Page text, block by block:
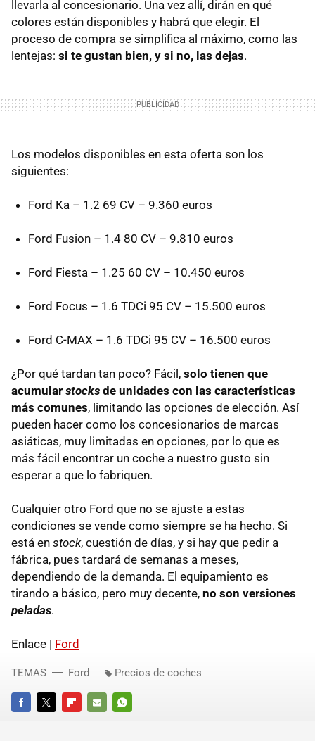
llevarla al concesionario. Una vez allí, dirán en qué
colores están disponibles y habrá que elegir. El
proceso de compra se simplifica al máximo, como las
lentejas: si te gustan bien, y si no, las dejas.
Los modelos disponibles en esta oferta son los
siguientes:
Ford Ka – 1.2 69 CV – 9.360 euros
Ford Fusion – 1.4 80 CV – 9.810 euros
Ford Fiesta – 1.25 60 CV – 10.450 euros
Ford Focus – 1.6 TDCi 95 CV – 15.500 euros
Ford C-MAX – 1.6 TDCi 95 CV – 16.500 euros
¿Por qué tardan tan poco? Fácil, solo tienen que
acumular stocks de unidades con las características
más comunes, limitando las opciones de elección. Así
pueden hacer como los concesionarios de marcas
asiáticas, muy limitadas en opciones, por lo que es
más fácil encontrar un coche a nuestro gusto sin
esperar a que lo fabriquen.
Cualquier otro Ford que no se ajuste a estas
condiciones se vende como siempre se ha hecho. Si
está en stock, cuestión de días, y si hay que pedir a
fábrica, pues tardará de semanas a meses,
dependiendo de la demanda. El equipamiento es
tirando a básico, pero muy decente, no son versiones
peladas.
Enlace | Ford
FACEBOOKTWITTERFLIPBOARD
E-
WHATSAPP
TEMAS Ford Precios de coches